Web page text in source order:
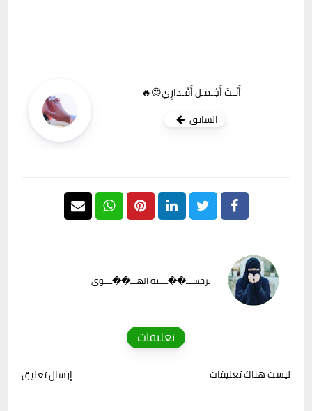
أَنْـتَ أَجْـمَـل أَقْـدَارِي😍🔥
السابق
نرجســـ��ــــية الهـــ��ــــوى
تعليقات
ليست هناك تعليقات إرسال تعليق